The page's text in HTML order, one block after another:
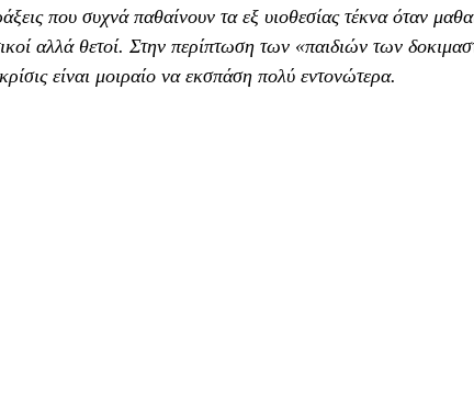
που συχνά παθαίνουν τα εξ υιοθεσίας τέκνα όταν
αλλά θετοί. Στην περίπτωση των «παιδιών των
είναι μοιραίο να εκσπάση πολύ εντονώτερα.